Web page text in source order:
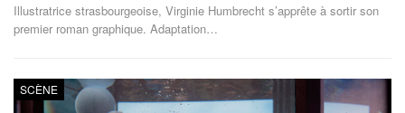
Illustratrice strasbourgeoise, Virginie Humbrecht s’apprête à sortir son
premier roman graphique. Adaptation…
SCÈNE